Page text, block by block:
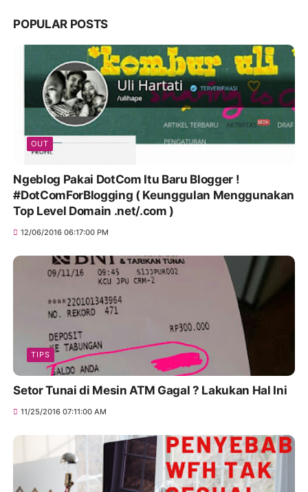
POPULAR POSTS
OUT
Ngeblog Pakai DotCom Itu Baru Blogger !
#DotComForBlogging ( Keunggulan Menggunakan
Top Level Domain .net/.com )
12/06/2016 06:17:00 PM
TIPS
Setor Tunai di Mesin ATM Gagal ? Lakukan Hal Ini
11/25/2016 07:11:00 AM